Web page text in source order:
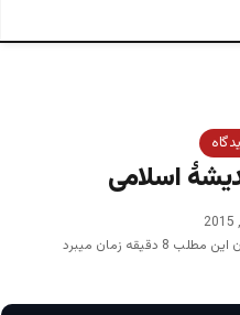
اسلامی
8 دقیقه زمان میبرد